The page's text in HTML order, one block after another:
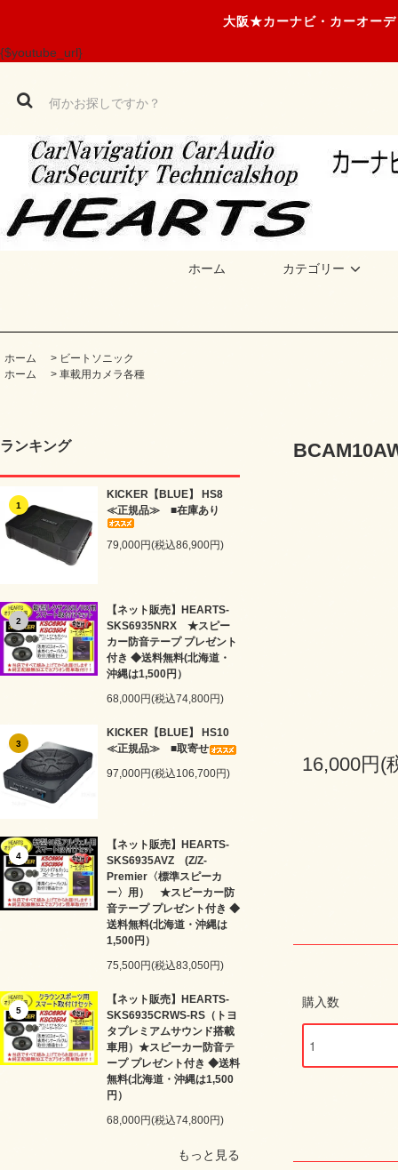
大阪★カーナビ・カーオー
{$youtube_url}
ホーム カテゴリー
ホーム > ビートソニック
ホーム
> 車載用カメラ各種
ランキング
1
KICKER【BLUE】 HS8
≪正規品≫ ■在庫あり
79,000円(税込86,900円)
2
【ネット販売】HEARTS-
SKS6935NRX ★スピー
カー防音テープ プレゼント
付き ◆送料無料(北海道・
沖縄は1,500円）
68,000円(税込74,800円)
3
KICKER【BLUE】 HS10
≪正規品≫ ■取寄せ
97,000円(税込106,700円)
4
【ネット販売】HEARTS-
SKS6935AVZ (Z/Z-
Premier〈標準スピーカ
ー〉用） ★スピーカー防
音テープ プレゼント付き ◆
送料無料(北海道・沖縄は
1,500円）
75,500円(税込83,050円)
5
【ネット販売】HEARTS-
SKS6935CRWS-RS（トヨ
タプレミアムサウンド搭載
車用）★スピーカー防音テ
ープ プレゼント付き ◆送料
無料(北海道・沖縄は1,500
円）
68,000円(税込74,800円)
もっと見る
16,000円(
購入数